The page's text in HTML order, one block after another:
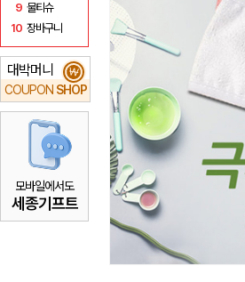
9 물티슈
10 장바구니
대박머니
COUPON SHOP
₩
모바일에서도
세종기프트